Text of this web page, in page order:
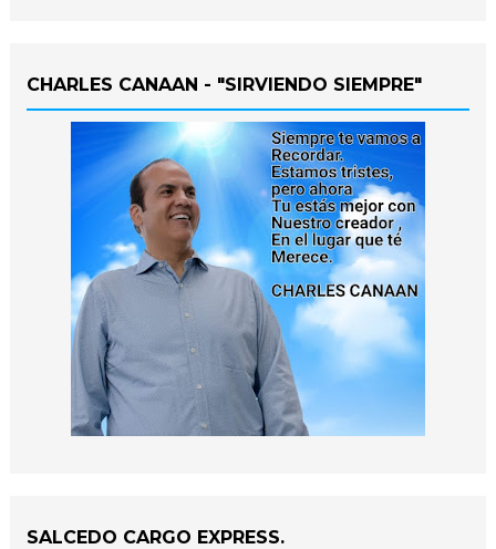
CHARLES CANAAN - "SIRVIENDO SIEMPRE"
SALCEDO CARGO EXPRESS.